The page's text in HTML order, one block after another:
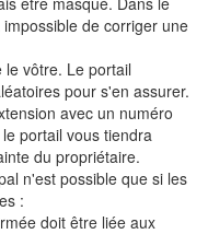
de corriger une
vôtre. Le portail
pour s'en assurer.
avec un numéro
portail vous tiendra
du propriétaire.
n'est possible que si les
:
doit être liée aux